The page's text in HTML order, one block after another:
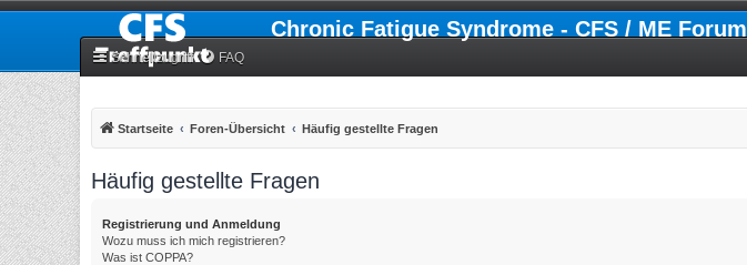
Chronic Fatigue Syndrome - CFS / ME Forum
Schnellzugriff FAQ
Startseite Foren-Übersicht Häufig gestellte Fragen
Häufig gestellte Fragen
Registrierung und Anmeldung
Wozu muss ich mich registrieren?
Was ist COPPA?